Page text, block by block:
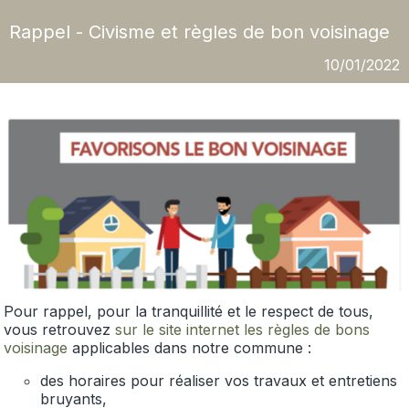
Rappel - Civisme et règles de bon voisinage
10/01/2022
Pour rappel, pour la tranquillité et le respect de tous,
vous retrouvezsur le site internet les règles de bons
voisinage applicables dans notre commune :
des horaires pour réaliser vos travaux et entretiens
bruyants,